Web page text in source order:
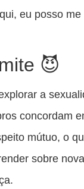
eu posso
😈
a
concordam
mútuo, o
sobre